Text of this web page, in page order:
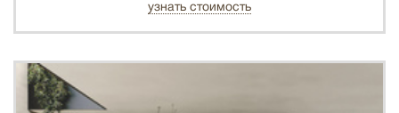
узнать стоимость